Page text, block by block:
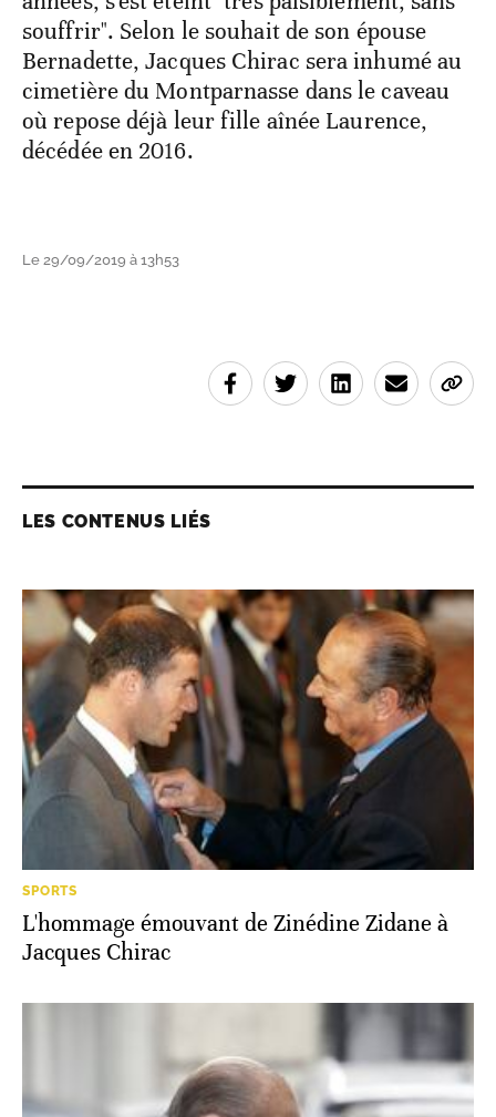
souffrir". Selon le souhait de son épouse
Bernadette, Jacques Chirac sera inhumé au
cimetière du Montparnasse dans le caveau
où repose déjà leur fille aînée Laurence,
décédée en 2016.
Le 29/09/2019 à 13h53
LES CONTENUS LIÉS
SPORTS
L'hommage émouvant de Zinédine Zidane à
Jacques Chirac